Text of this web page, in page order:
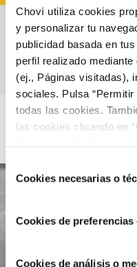
Choví utiliza cookies
y personalizar tu
publicidad basada en
perfil realizado
(ej., Páginas visitadas),
sociales. Pulsa
todas las cookies.
las cookies clicando en
COOKIES.
Selección
deCookies necesarias o
Cookies de
Cookies de análisis o
Milhojas de
alioli